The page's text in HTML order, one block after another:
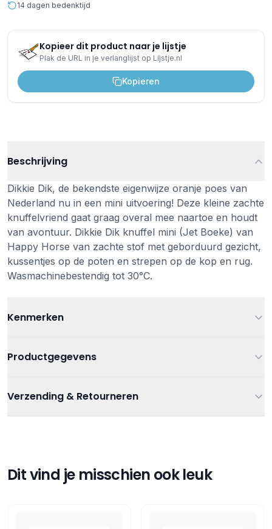
14 dagen bedenktijd
Kopieer dit product naar je lijstje
Plak de URL in je verlanglijst op Lijstje.nl
Kopieren
Beschrijving
Dikkie Dik, de bekendste eigenwijze oranje poes van
Nederland nu in een mini uitvoering! Deze kleine zachte
knuffelvriend gaat graag overal mee naartoe en houdt
van avontuur. Dikkie Dik knuffel mini (Jet Boeke) van
Happy Horse van zachte stof met geborduurd gezicht,
kussentjes op de poten en strepen op de kop en rug.
Wasmachinebestendig tot 30°C.
Kenmerken
polyester
Productgegevens
Artikelnummer
Categorieën Knuffels,Knuffels en poppen
Verzending & Retourneren
Gratis afhalen in onze winkel
Dit vind je misschien ook leuk